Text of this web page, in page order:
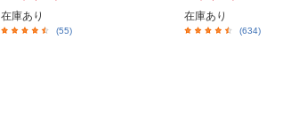
在庫あり
(55)
在庫あり
(634)